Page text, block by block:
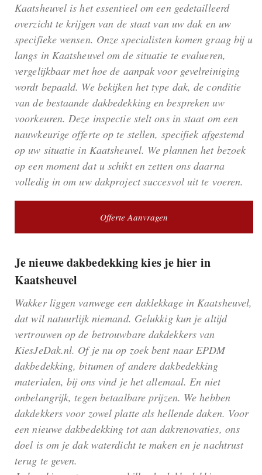
Kaatsheuvel is het essentieel om een gedetailleerd
overzicht te krijgen van de staat van uw dak en uw
specifieke wensen. Onze specialisten komen graag bij u
langs in Kaatsheuvel om de situatie te evalueren,
vergelijkbaar met hoe de aanpak voor gevelreiniging
wordt bepaald. We bekijken het type dak, de conditie
van de bestaande dakbedekking en bespreken uw
voorkeuren. Deze inspectie stelt ons in staat om een
nauwkeurige offerte op te stellen, specifiek afgestemd
op uw situatie in Kaatsheuvel. We plannen het bezoek
op een moment dat u schikt en zetten ons daarna
volledig in om uw dakproject succesvol uit te voeren.
Offerte Aanvragen
Je nieuwe dakbedekking kies je hier in
Kaatsheuvel
Wakker liggen vanwege een daklekkage in Kaatsheuvel,
dat wil natuurlijk niemand. Gelukkig kun je altijd
vertrouwen op de betrouwbare dakdekkers van
KiesJeDak.nl. Of je nu op zoek bent naar EPDM
dakbedekking, bitumen of andere dakbedekking
materialen, bij ons vind je het allemaal. En niet
onbelangrijk, tegen betaalbare prijzen. We hebben
dakdekkers voor zowel platte als hellende daken. Voor
een nieuwe dakbedekking tot aan dakrenovaties, ons
doel is om je dak waterdicht te maken en je nachtrust
terug te geven.